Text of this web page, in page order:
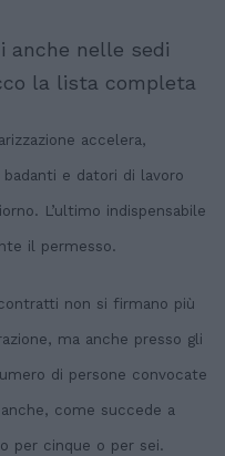
anche nelle sedi
la lista completa
accelera,
e datori di lavoro
L’ultimo indispensabile
il permesso.
non si firmano più
ma anche presso gli
di persone convocate
come succede a
per cinque o per sei.